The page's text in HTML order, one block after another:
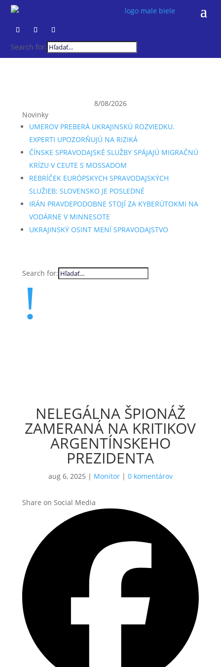
Search for:
8/08/2026
Novinky
UMEROV PREBERÁ UKRAJINSKÚ ROZVIEDKU.
EXPERTI UPOZORŇUJÚ NA RIZIKÁ
ČÍNSKE SPRAVODAJSKÉ SLUŽBY SPÁJAJÚ MIGRAČNÚ
KRÍZU V CEUTE S MOSSADOM
REBRÍČEK EURÓPSKYCH SPRAVODAJSKÝCH
SLUŽIEB: SLOVENSKO JE POSLEDNÉ
IRÁN PRAVDEPODOBNE STOJÍ ZA KYBERÚTOKMI NA
VODÁRNE V MINNESOTE
UKRAJINSKÝ OSINT MENÍ SPRAVODAJSTVO
Search for:
!
NELEGÁLNA ŠPIONÁŽ
ZAMERANÁ NA KRITIKOV
ARGENTÍNSKEHO
PREZIDENTA
aug 6, 2025 | Monitor| 0 komentárov
Share on Social Media